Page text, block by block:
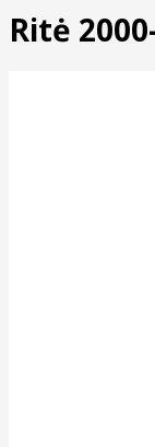
Ritė